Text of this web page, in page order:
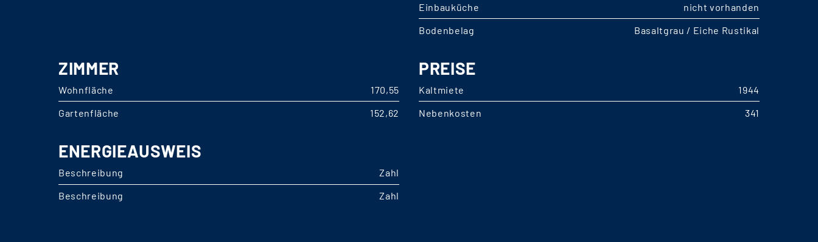
Einbauküche
nicht vorhanden
Bodenbelag
Basaltgrau / Eiche Rustikal
ZIMMER
Wohnfläche
170,55
Gartenfläche
152,62
PREISE
Kaltmiete
1944
Nebenkosten
341
ENERGIEAUSWEIS
Beschreibung
Zahl
Beschreibung
Zahl